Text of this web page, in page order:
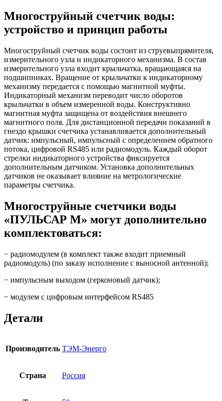
Многоструйный счетчик воды:
устройство и принцип работы
Многоструйный счетчик воды состоит из струевыпрямителя,
измерительного узла и индикаторного механизма. В состав
измерительного узла входит крыльчатка, вращающаяся на
подшипниках. Вращение от крыльчатки к индикаторному
механизму передается с помощью магнитной муфты.
Индикаторный механизм переводит число оборотов
крыльчатки в объем измеренной воды. Конструктивно
магнитная муфта защищена от воздействия внешнего
магнитного поля. Для дистанционной передачи показаний в
гнездо крышки счетчика устанавливается дополнительный
датчик: импульсный, импульсный с определением обратного
потока, цифровой RS485 или радиомодуль. Каждый оборот
стрелки индикаторного устройства фиксируется
дополнительным датчиком. Установка дополнительных
датчиков не оказывает влияние на метрологические
параметры счетчика.
Многоструйные счетчики воды
«ПУЛЬСАР М» могут дополнительно
комплектоваться:
− радиомодулем (в комплект также входит приемный
радиомодуль) (по заказу исполнение с выносной антенной);
− импульсным выходом (герконовый датчик);
− модулем с цифровым интерфейсом RS485
Детали
Производитель ТЭМ-Энерго
Страна Россия